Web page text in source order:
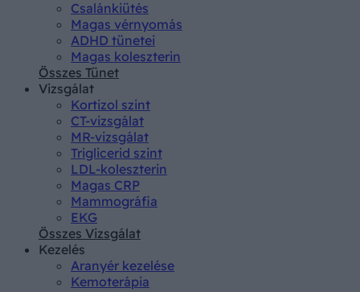
Csalánkiütés
Magas vérnyomás
ADHD tünetei
Magas koleszterin
Összes Tünet
Vizsgálat
Kortizol szint
CT-vizsgálat
MR-vizsgálat
Triglicerid szint
LDL-koleszterin
Magas CRP
Mammográfia
EKG
Összes Vizsgálat
Kezelés
Aranyér kezelése
Kemoterápia